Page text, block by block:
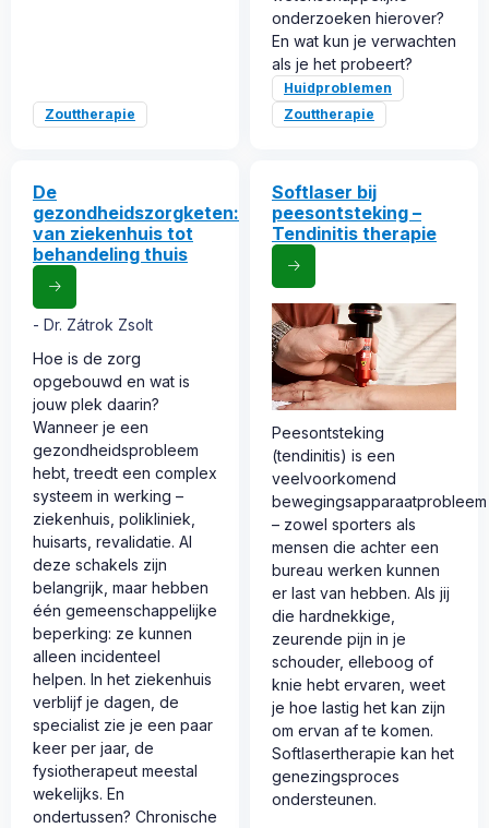
Zouttherapie
onderzoeken hierover?
En wat kun je verwachten
als je het probeert?
Huidproblemen
Zouttherapie
De
gezondheidszorgketen:
van ziekenhuis tot
behandeling thuis
Dr. Zátrok Zsolt
Hoe is de zorg
opgebouwd en wat is
jouw plek daarin?
Wanneer je een
gezondheidsprobleem
hebt, treedt een complex
systeem in werking –
ziekenhuis, polikliniek,
huisarts, revalidatie. Al
deze schakels zijn
belangrijk, maar hebben
één gemeenschappelijke
beperking: ze kunnen
alleen incidenteel
helpen. In het ziekenhuis
verblijf je dagen, de
specialist zie je een paar
keer per jaar, de
fysiotherapeut meestal
wekelijks. En
ondertussen? Chronische
Softlaser bij
peesontsteking –
Tendinitis therapie
Peesontsteking
(tendinitis) is een
veelvoorkomend
bewegingsapparaatprobleem
– zowel sporters als
mensen die achter een
bureau werken kunnen
er last van hebben. Als jij
die hardnekkige,
zeurende pijn in je
schouder, elleboog of
knie hebt ervaren, weet
je hoe lastig het kan zijn
om ervan af te komen.
Softlasertherapie kan het
genezingsproces
ondersteunen.